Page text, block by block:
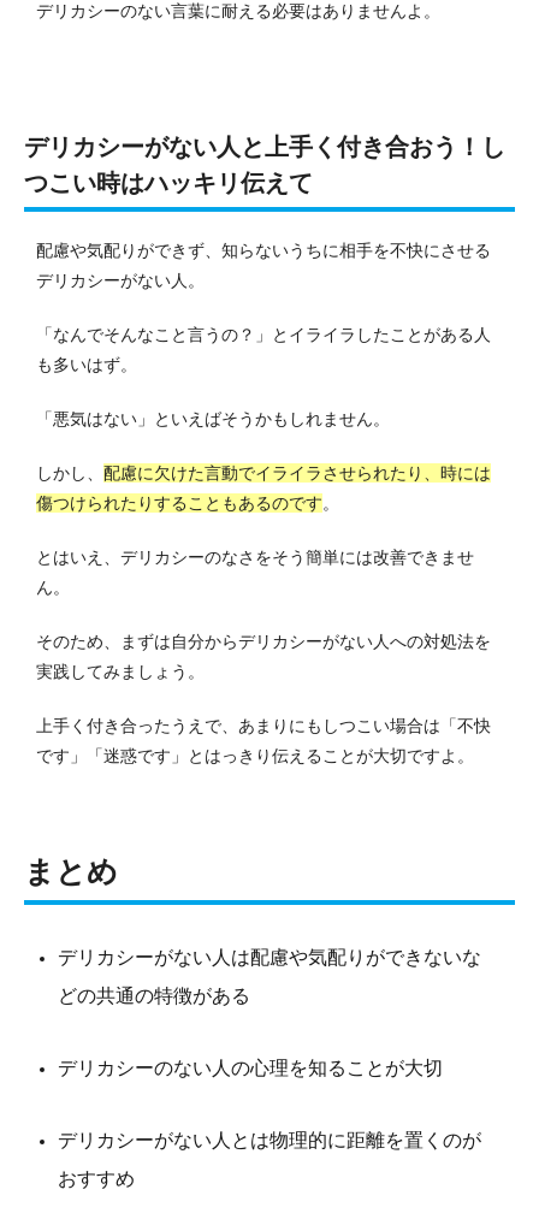
デリカシーのない言葉に耐える必要はありませんよ。
デリカシーがない人と上手く付き合おう！し
つこい時はハッキリ伝えて
配慮や気配りができず、知らないうちに相手を不快にさせる
デリカシーがない人。
「なんでそんなこと言うの？」とイライラしたことがある人
も多いはず。
「悪気はない」といえばそうかもしれません。
しかし、 配慮に欠けた言動でイライラさせられたり、時には
傷つけられたりすることもあるのです。
とはいえ、デリカシーのなさをそう簡単には改善できませ
ん。
そのため、まずは自分からデリカシーがない人への対処法を
実践してみましょう。
上手く付き合ったうえで、あまりにもしつこい場合は「不快
です」「迷惑です」とはっきり伝えることが大切ですよ。
まとめ
デリカシーがない人は配慮や気配りができないな
どの共通の特徴がある
デリカシーのない人の心理を知ることが大切
デリカシーがない人とは物理的に距離を置くのが
おすすめ